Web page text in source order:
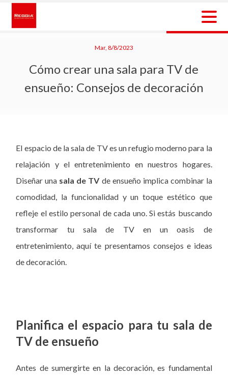
Skip
content
Mar, 8/8/2023
Cómo crear una sala para TV de
ensueño: Consejos de decoración
El espacio de la sala de TV es un refugio moderno para la
relajación y el entretenimiento en nuestros hogares.
Diseñar una sala de TV de ensueño implica combinar la
comodidad, la funcionalidad y un toque estético que
refleje el estilo personal de cada uno. Si estás buscando
transformar tu sala de TV en un oasis de
entretenimiento, aquí te presentamos consejos e ideas
de decoración.
Planifica el espacio para tu sala de
TV de ensueño
Antes de sumergirte en la decoración, es fundamental